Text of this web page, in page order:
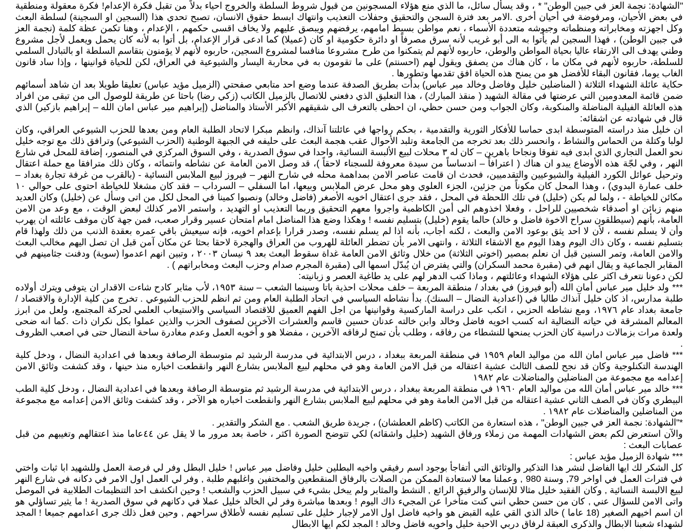
"الشهادة: نجمة العز في جبين الوطن" * ، وقد يسأل سائل، ما الذي منع هؤلاء المسجونين من قبول شروط السلطة والخروج احياء بدلاً من تقبل فكرة الإعدام! فكرة معقولة ومنطقية
في بعض الأحيان، ومرفوضة في أحيان أخرى .الامر بعد فترة السجن والتحقيق وحفلات التعذيب وانتهاك ابسط حقوق الانسان، تصبح تحدي هذا (السجين او السجينة) لسلطة البعث
وكل اجهزته ومخابراته ومنظماته وجيوشه متعددة الأسماء ، نعم مواطن بسيط امامهم، يرفضهم ويبصق عليهم ولا يخاف اقسى حكمهم ، الإعدام ، وهنا تكمن عظة كلمة (نجمة العز
في جبين الوطن) ، فهذا السجين لم يأتوا به الى أبو غريب لأنه سرق مصرفاً او دائرة حكومية او كان (عميلا) كما ادعى قرار الإعدام، بل أتوا به لأنه كان يحمل ويعمل لأجل مشروع
وطني يهدف الى الارتقاء عاليا بحياة المواطن والوطن، حاربوه لأنهم لم يتمكنوا من طرح مشروعا منافسا لمشروع السجين، حاربوه لأنهم لا يؤمنون بتقاسم السلطة او بالتبادل السلمي
للسلطة، حاربوه لأنهم في مكان ما ، كان هناك من يصفق ويقول لهم (احسنتم) على ما تقومون به في محاربة اليسار والشيوعية في العراق، لكن للحياة قوانينها ، وإذا ساد قانون
الغاب يوما، فقانون البقاء للأفضل هو من يمنح هذه الحياة افق تقدمها وتطورها .
حكاية عائلة الشهداء الثلاثة ( المناضلين خليل وفاضل وخالد مير عباس) بدأت بطريق الصدفة عندما وضع احد متابعي صفحتي (الزميل مؤيد عباس) تعليقا طويلا بعد ان شاهد أسمائهم
ضمن قائمة المعدومين التي عرضتها في مقالة الشهيد ( منقذ المبارك) ، هذا التعليق الذي دفعني للاتصال بالزميل الكاتب (زكي رضا) باحثا عن طريقة للوصول الى من تبقى من افراد
هذه العائلة الفيلية المناضلة والمنكوبة، وكان الجواب ومن حسن حظي، ان احظى بالتعرف الى شقيقهم الأكبر الأستاذ والمناضل (إبراهيم مير عباس امان الله – إبراهيم بازكير) الذي
قال في شهادته عن اشقائه:
ان خليل منذ دراسته المتوسطة ابدى حماسا للأفكار الثورية والتقدمية ، بحكم رواجها في عائلتنا آنذاك، وانظم مبكرا لاتحاد الطلبة العام ومن بعدها للحزب الشيوعي العراقي، وكان
لولبا وكتلة من الحماس والنشاط ، وانحسر ذلك بعد تخرجه من الجامعة وتلبد الأحوال عقب هجمة البعث على حليفه في الجبهة الوطنية (الحزب الشيوعي) وترافق ذلك مع توجه خليل
نحو العمل التجاري الذي ابدى فيه تفوقا ونجاحا باهرين – كان له ٣ محلات لبيع الألبسة النسائية، واحدا في سوق الصدرية ، وفي السوق المركزي في المنصور، إضافة للمحل في شارع
النهر ، وفي لجّة هذه الأوضاع يبدو ان هناك ( اعترافاً – اندساساً من سيدة معروفة للسجناء لاحقاً )، قد وصل الامن العامة عن نشاطه وانتمائه ، وكان ذلك مترافقا مع حملة اعتقال
وترحيل عوائل الكورد الفيلية والشيوعيين والتقدميين، فحدث ان قامت عناصر الامن بمداهمة محله في شارح النهر – فيروز لبيع الملابس النسائية - (بالقرب من غرفة تجارة بغداد –
خلف عمارة البدوي) ، وهذا المحل كان مكوناً من جزئين، الجزء العلوي وهو محل عرض الملابس وبيعها، اما السفلي – السرداب – فقد كان مشغلا للخياطة احتوى على حوالي ١٠
مكائن للخياطة - ، ولما لم يكن (خليل) في تلك اللحظة في المحل ، فقد جرى اعتقال اخويه الأصغر (فاضل وخالد) ونصبوا كمينا في المحل لكل من اتى وسأل عن (خليل) وكان العديد
منهم زبائن او أصدقاء شخصيين للراحل ، وفعلا اخذوهم الى أمن الكاظمية واجروا معهم التحقيق وربما التعذيب او التهديد ، واستمر الامر كذلك لبعض الوقت ، مع وعد من الامن
العامة، بأنهم (سيطلقون سراح الاخوة فاضل و خالد) حالما يقوم (خليل) بتسليم نفسه ! وهكذا وضع هذا المناضل امام امتحان عسير وقرار صعب، فمن جهة كان موقف عائلته ان يهرب
وأن لا يسلم نفسه ، لأن لا احد يثق بوعود الامن والبعث ، لكنه أجاب، بأنه اذا لم يسلم نفسه، وصدر قرارا بإعدام اخويه، فإنه سيعيش باقي عمره بعقدة الذنب من ذلك ولهذا قام
بتسليم نفسه ، وكان ذاك اليوم وهذا اليوم مع الاشقاء الثلاثة ، وانتهى الامر بأن تضطر العائلة للهروب من العراق والهجرة لاحقا بحثا عن مكان آمن قبل ان تصل اليهم مخالب البعث
والامن العامة، وتمر السنين قبل ان نعلم بمصير (اخوتي الثلاثة) من خلال وثائق الامن العامة غداة سقوط البعث بعد ٩ نيسان ٢٠٠٣ ، وتبين انهم اعدموا (سوية) ودفنت جثامينهم في
المقابر الجماعية و يقال انهم في (مقبرة محمد السكران) والتي يفترض ان يُبدّل اسمها الى (مقبرة المجرم صدام وحزب البعث ومخابراتهم ) .
لكن دعونا نتعرف اكثر على هؤلاء الشهداء وعائلتهم ، وماذا كتب الدهر لهم على يد طاغية العصر و زبانيته:
*** ولد خليل مير عباس أمان الله (أبو فيروز) في بغداد / منطقة المربعة – خلف محلات احذية باتا وسينما الشعب – سنة ١٩٥٣، لأب مثابر كادح شاءت الاقدار ان يتوفى ويترك أولاده
طلبة مدارس، اذ كان خليل آنذاك طالبا في (اعدادية النضال – السنك). بدأ نشاطه السياسي في اتحاد الطلبة العام ومن ثم انظم للحزب الشيوعي . تخرج من كلية الإدارة والاقتصاد /
جامعة بغداد عام ١٩٧٦، ومع نشاطه الحزبي ، انكب على دراسة الماركسية وقوانينها من اجل الفهم العميق للاقتصاد السياسي والاستيعاب العلمي لحركة المجتمع، ولعل من ابرز
المعالم المشرقة في حياته النضالية انه كسب اخويه فاضل وخالد وابن خالته عدنان حسين قاسم والعشرات الآخرين لصفوف الحزب والذين عملوا بكل نكران ذات .كما انه ضحى
ولعدة مرات بزمالات دراسية كان الحزب يمنحها للنشطاء من رفاقه ، وطلب بأن تمنح لرفاقه الآخرين ، مفضلا هو و أخويه العمل وعدم مغادرة ساحة النضال حتى في اصعب الظروف
.
*** فاضل مير عباس امان الله من مواليد العام ١٩٥٩ في منطقة المربعة ببغداد ، درس الابتدائية في مدرسة الرشيد ثم متوسطة الرصافة وبعدها في اعدادية النضال ، ودخل كلية
الهندسة التكنلوجية وكان قد نجح للصف الثالث عشية اعتقاله من قبل الامن العامة وهو في محلهم لبيع الملابس بشارع النهر وانقطعت اخباره منذ حينها ، وقد كشفت وثائق الامن
إعدامه مع مجموعة من المناضلين والمناضلات عام ١٩٨٢
*** خالد مير عباس أمان الله من مواليد العام ١٩٦٠ في منطقة المربعة ببغداد ، درس الابتدائية في مدرسة الرشيد ثم متوسطة الرصافة وبعدها في اعدادية النضال ، ودخل كلية الطب
البيطري وكان في الصف الثاني عشية اعتقاله من قبل الامن العامة وهو في محلهم لبيع الملابس بشارع النهر وانقطعت اخباره هو الآخر ، وقد كشفت وثائق الامن إعدامه مع مجموعة
من المناضلين والمناضلات عام ١٩٨٢ .
*"الشهادة: نجمة العز في جبين الوطن" ، هذه استعارة من الكاتب (كاظم العطشان) ، جريدة طريق الشعب . مع الشكر والتقدير .
والآن استعرض لكم بعض الشهادات المهمة من زملاء ورفاق الشهيد (خليل واشقائه) لكي تتوضح الصورة اكثر ، خاصة بعد مرور ما لا يقل عن ٤٤عاما منذ اعتقالهم وتغيبهم من قبل
عصابات البعث :
*** شهادة الزميل مؤيد عباس :
كل الشكر لك ايها الفاضل لنشر هذا التذكير والوثائق التي أتفاجأ بوجود اسم رفيقي واخيه البطلين خليل وفاضل مير عباس ! خليل البطل وفر لي فرصة العمل وللشهيد ابا ثبات واختي
في فترات العمل في اواخر 79, وسنة 980 , وعملنا معا لاستعادة الممكن من الصلات بالرفاق المنقطعين والمختفين واغلبهم طلبة , وفر لي العمل اول الامر في دكانه في شارع النهر
لبيع الالبسة النسائية , وكان الفقيد خليل مثالا للإنسان والرفيق الرائع , النشط والمثابر ولم يبخل بشيء في سبيل الحزب والشعب ! وحين انكشف احد التنظيمات الطلابية في الموصل
واتى الامن للسؤال عني , كان من حسن حظي انني كنت متأخرا عن المجيء ذاك اليوم ! وبعدها مباشرة وفر لي الخالد خليل عملا في دكانهم في سوق الصدرية ! ما يثير تساؤلي هو
ان اسم اخيهم الصغير (18 عاما ) خالد الذي القي عليه القبض هو واخيه فاضل اول الامر لإجبار خليل على تسليم نفسه لأطلاق سراحهم , وحين فعل ذلك جرى اعدامهم جميعا ! المجد
لشهداء شعبنا الابطال والذكرى العبقة لرفاق دربي الاحبة خليل واخويه فاضل وخالد ! المجد لكم ايها الابطال